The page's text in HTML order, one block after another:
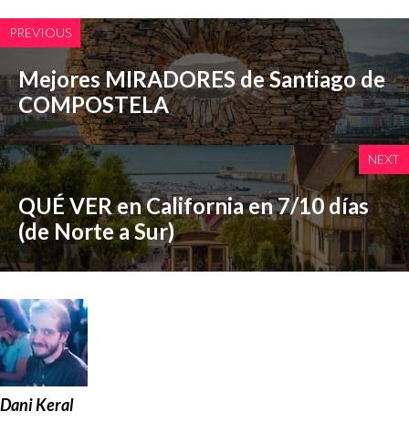
PREVIOUS
Mejores MIRADORES de Santiago de
COMPOSTELA
NEXT
QUÉ VER en California en 7/10 días
(de Norte a Sur)
Dani Keral